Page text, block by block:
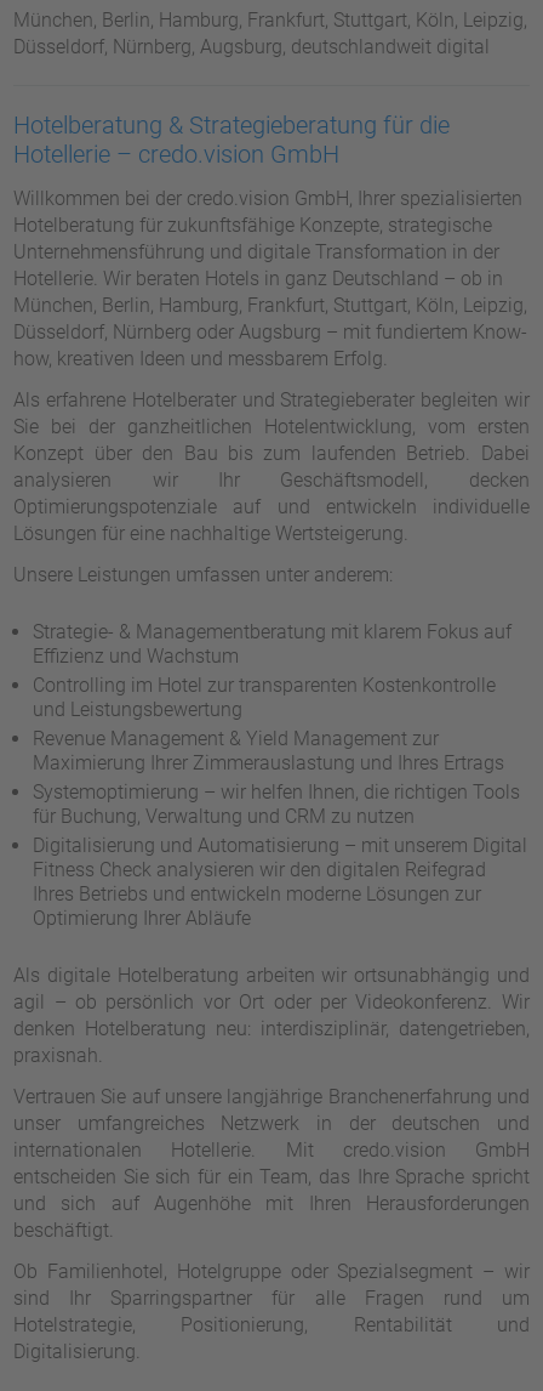
München, Berlin, Hamburg, Frankfurt, Stuttgart, Köln, Leipzig,
Düsseldorf, Nürnberg, Augsburg, deutschlandweit digital
Hotelberatung & Strategieberatung für die
Hotellerie – credo.vision GmbH
Willkommen bei der credo.vision GmbH, Ihrer spezialisierten
Hotelberatung für zukunftsfähige Konzepte, strategische
Unternehmensführung und digitale Transformation in der
Hotellerie. Wir beraten Hotels in ganz Deutschland – ob in
München, Berlin, Hamburg, Frankfurt, Stuttgart, Köln, Leipzig,
Düsseldorf, Nürnberg oder Augsburg – mit fundiertem Know-
how, kreativen Ideen und messbarem Erfolg.
Als erfahrene Hotelberater und Strategieberater begleiten wir
Sie bei der ganzheitlichen Hotelentwicklung, vom ersten
Konzept über den Bau bis zum laufenden Betrieb. Dabei
analysieren wir Ihr Geschäftsmodell, decken
Optimierungspotenziale auf und entwickeln individuelle
Lösungen für eine nachhaltige Wertsteigerung.
Unsere Leistungen umfassen unter anderem:
Strategie- & Managementberatung mit klarem Fokus auf
Effizienz und Wachstum
Controlling im Hotel zur transparenten Kostenkontrolle
und Leistungsbewertung
Revenue Management & Yield Management zur
Maximierung Ihrer Zimmerauslastung und Ihres Ertrags
Systemoptimierung – wir helfen Ihnen, die richtigen Tools
für Buchung, Verwaltung und CRM zu nutzen
Digitalisierung und Automatisierung – mit unserem Digital
Fitness Check analysieren wir den digitalen Reifegrad
Ihres Betriebs und entwickeln moderne Lösungen zur
Optimierung Ihrer Abläufe
Als digitale Hotelberatung arbeiten wir ortsunabhängig und
agil – ob persönlich vor Ort oder per Videokonferenz. Wir
denken Hotelberatung neu: interdisziplinär, datengetrieben,
praxisnah.
Vertrauen Sie auf unsere langjährige Branchenerfahrung und
unser umfangreiches Netzwerk in der deutschen und
internationalen Hotellerie. Mit credo.vision GmbH
entscheiden Sie sich für ein Team, das Ihre Sprache spricht
und sich auf Augenhöhe mit Ihren Herausforderungen
beschäftigt.
Ob Familienhotel, Hotelgruppe oder Spezialsegment – wir
sind Ihr Sparringspartner für alle Fragen rund um
Hotelstrategie, Positionierung, Rentabilität und
Digitalisierung.